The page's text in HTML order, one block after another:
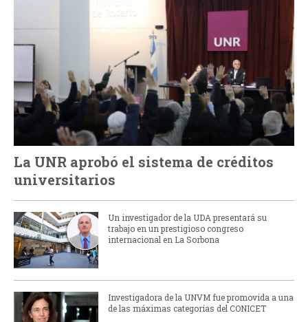
La UNR aprobó el sistema de créditos
universitarios
Un investigador de la UDA presentará su
trabajo en un prestigioso congreso
internacional en La Sorbona
Investigadora de la UNVM fue promovida a una
de las máximas categorías del CONICET